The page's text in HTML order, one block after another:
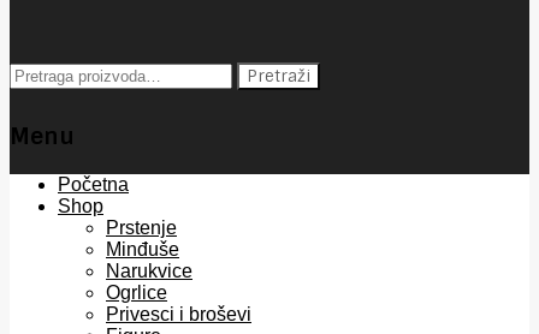
Pretraga
za:
Pretraži
Menu
Skip
Početna
Shop
Prstenje
Minđuše
Narukvice
Ogrlice
Privesci i broševi